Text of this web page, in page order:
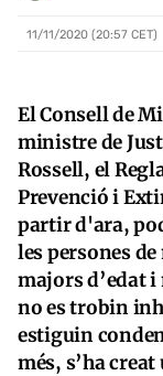
11/11/2020 (20:57 CET)
El Consell de
ministre de
Rossell, el
Prevenció i
partir d'ara,
les persones
majors d’edat
no es trobin
estiguin
més, s’ha